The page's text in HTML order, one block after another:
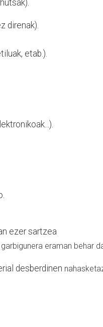
direnak).
etab.).
ezer sartzea
eraman behar
desberdinen